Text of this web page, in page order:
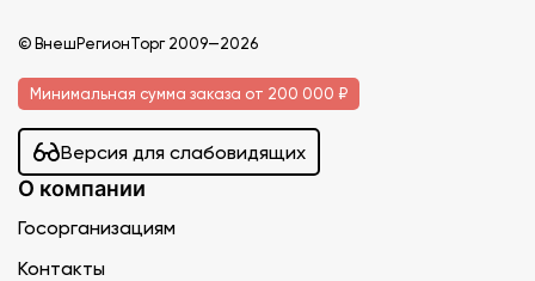
© ВнешРегионТорг 2009—2026
Минимальная сумма заказа от 200 000 ₽
Версия для слабовидящих
О компании
Госорганизациям
Контакты